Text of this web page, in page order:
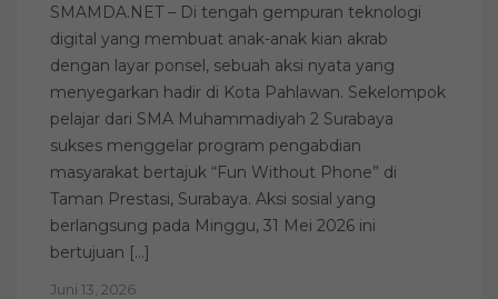
SMAMDA.NET – Di tengah gempuran teknologi
digital yang membuat anak-anak kian akrab
dengan layar ponsel, sebuah aksi nyata yang
menyegarkan hadir di Kota Pahlawan. Sekelompok
pelajar dari SMA Muhammadiyah 2 Surabaya
sukses menggelar program pengabdian
masyarakat bertajuk “Fun Without Phone” di
Taman Prestasi, Surabaya. Aksi sosial yang
berlangsung pada Minggu, 31 Mei 2026 ini
bertujuan […]
Juni 13, 2026